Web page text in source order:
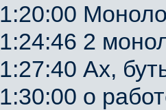
1:20:00
1:24:46 2
1:27:40 Ах,
1:30:00 о